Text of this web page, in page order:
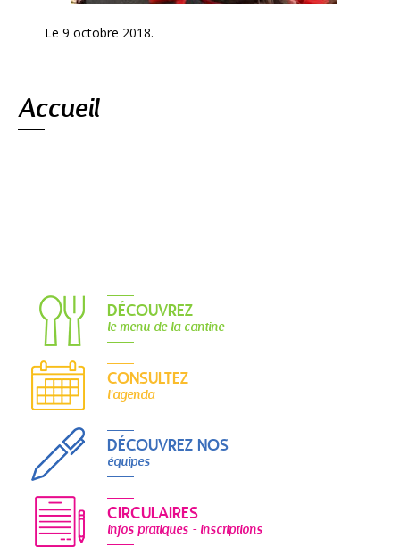
Le 9 octobre 2018.
Accueil
DÉCOUVREZ
le menu de la cantine
CONSULTEZ
l'agenda
DÉCOUVREZ NOS
équipes
CIRCULAIRES
infos pratiques - inscriptions